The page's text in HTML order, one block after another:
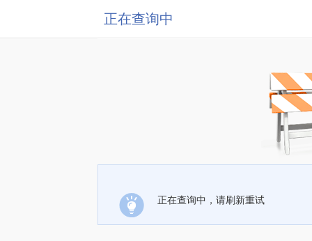
正在查询中
正在查询中，请刷新重试